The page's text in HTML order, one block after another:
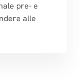
pre- e
alle